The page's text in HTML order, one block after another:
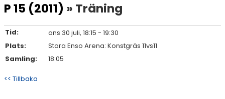
BILDGALLERI
KONTAKT
P 15 (2011) » Träning
Tid:
ons 30 juli, 18:15 - 19:30
Plats:
Stora Enso Arena: Konstgräs 11vs11
Samling:
18:05
<< Tillbaka